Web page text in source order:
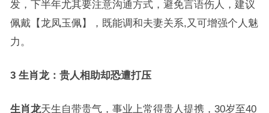
发，下半年尤其要注意沟通方式，避免言语伤人，建议
佩戴【龙凤玉佩】，既能调和夫妻关系,又可增强个人魅
力。
3 生肖龙：贵人相助却恐遭打压
生肖龙天生自带贵气，事业上常得贵人提携，30岁至40